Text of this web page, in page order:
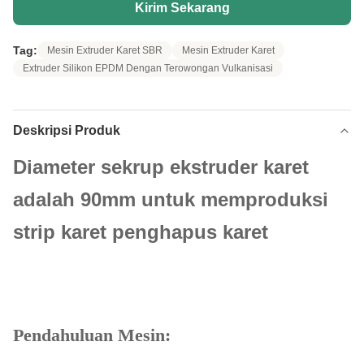
Kirim Sekarang
Tag: Mesin Extruder Karet SBR
Mesin Extruder Karet
Extruder Silikon EPDM Dengan Terowongan Vulkanisasi
Deskripsi Produk
Diameter sekrup ekstruder karet
adalah 90mm untuk memproduksi
strip karet penghapus karet
Pendahuluan Mesin: